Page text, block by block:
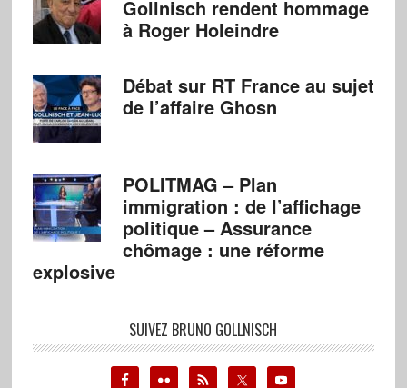
Gollnisch rendent hommage
à Roger Holeindre
Débat sur RT France au sujet
de l’affaire Ghosn
POLITMAG – Plan
immigration : de l’affichage
politique – Assurance
chômage : une réforme
explosive
SUIVEZ BRUNO GOLLNISCH